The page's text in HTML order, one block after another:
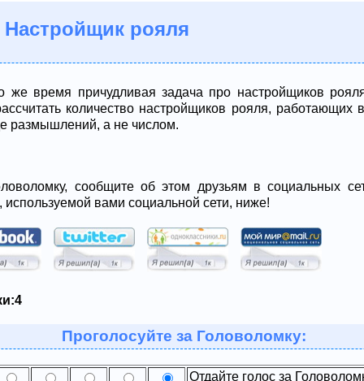
рояля
же время причудливая задача про настройщиков
количество настройщиков рояля, работающих
размышлений, а не числом.
сообщите об этом друзьям в социальных
используемой вами социальной сети, ниже!
4
Проголосуйте за Головоломку:
Отдайте голос за